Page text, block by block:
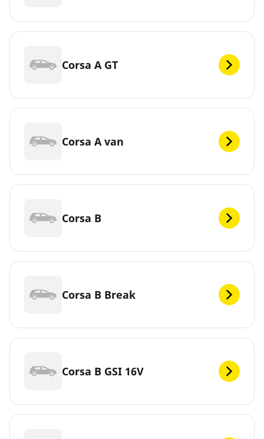
Corsa A GT
Corsa A van
Corsa B
Corsa B Break
Corsa B GSI 16V